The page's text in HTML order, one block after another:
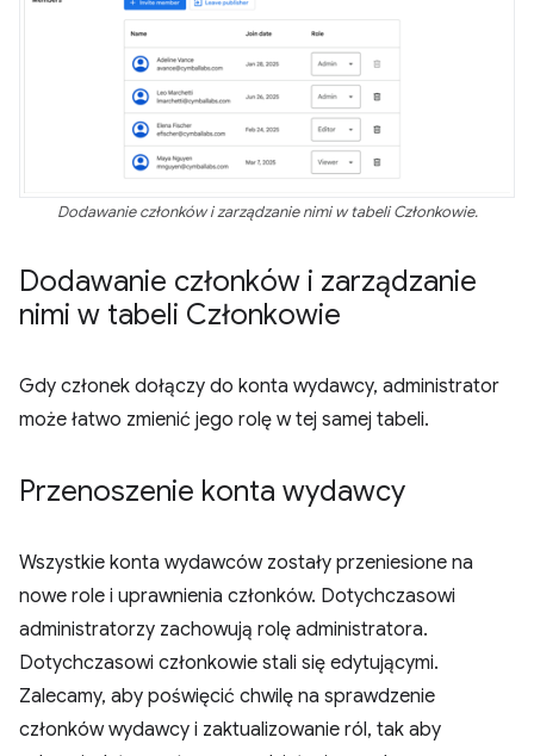
Dodawanie członków i zarządzanie nimi w tabeli Członkowie.
Dodawanie członków i zarządzanie
nimi w tabeli Członkowie
Gdy członek dołączy do konta wydawcy, administrator
może łatwo zmienić jego rolę w tej samej tabeli.
Przenoszenie konta wydawcy
Wszystkie konta wydawców zostały przeniesione na
nowe role i uprawnienia członków. Dotychczasowi
administratorzy zachowują rolę administratora.
Dotychczasowi członkowie stali się edytującymi.
Zalecamy, aby poświęcić chwilę na sprawdzenie
członków wydawcy i zaktualizowanie ról, tak aby